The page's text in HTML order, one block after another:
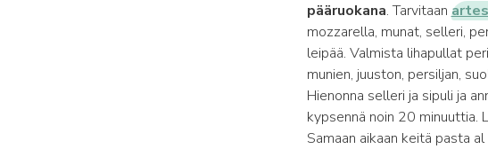
pääruokana. Tarvitaan
mozzarella, munat, selleri,
leipää. Valmista lihapullat
munien, juuston, persiljan,
Hienonna selleri ja sipuli ja
kypsennä noin 20 minuuttia.
Samaan aikaan keitä pasta